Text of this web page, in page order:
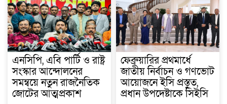
এনসিপি, এবি পার্টি ও রাষ্ট্র
সংস্কার আন্দোলনের
সমন্বয়ে নতুন রাজনৈতিক
জোটের আত্মপ্রকাশ
ফেব্রুয়ারির প্রথমার্ধে
জাতীয় নির্বাচন ও গণভোট
আয়োজনে ইসি প্রস্তুত,
প্রধান উপদেষ্টাকে সিইসি